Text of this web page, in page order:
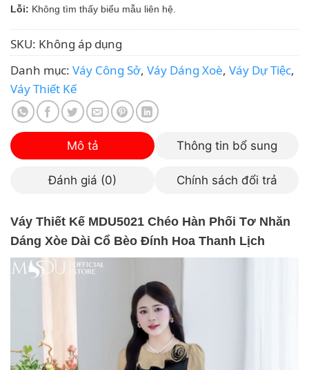
Lỗi: Không tìm thấy biểu mẫu liên hệ.
SKU:Không áp dụng
Danh mục:Váy Công Sở,Váy Dáng Xoè,Váy Dự Tiệc,
Váy Thiết Kế
Mô tả Thông tin bổ sung
Đánh giá (0) Chính sách đổi trả
Váy Thiết Kế MDU5021 Chéo Hàn Phối Tơ Nhăn
Dáng Xòe Dài Cổ Bèo Đính Hoa Thanh Lịch